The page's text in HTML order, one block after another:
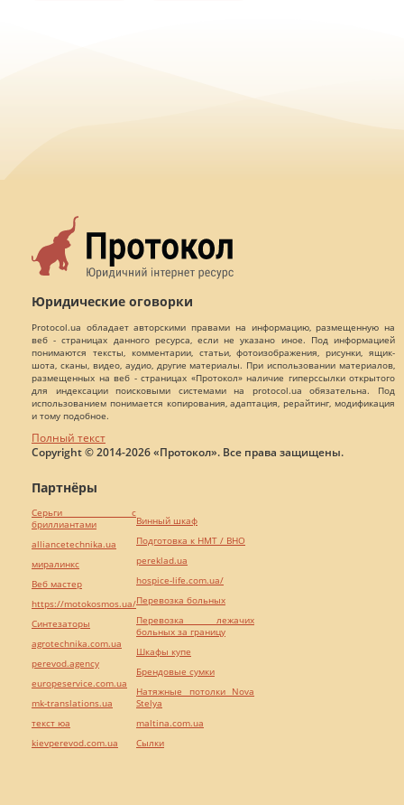
Юридические оговорки
Protocol.ua обладает авторскими правами на информацию, размещенную на
веб - страницах данного ресурса, если не указано иное. Под информацией
понимаются тексты, комментарии, статьи, фотоизображения, рисунки, ящик-
шота, сканы, видео, аудио, другие материалы. При использовании материалов,
размещенных на веб - страницах «Протокол» наличие гиперссылки открытого
для индексации поисковыми системами на protocol.ua обязательна. Под
использованием понимается копирования, адаптация, рерайтинг, модификация
и тому подобное.
Полный текст
Copyright © 2014-2026 «Протокол». Все права защищены.
Партнёры
Серьги с
бриллиантами
alliancetechnika.ua
миралинкс
Веб мастер
https://motokosmos.ua/
Синтезаторы
agrotechnika.com.ua
perevod.agency
europeservice.com.ua
mk-translations.ua
текст юа
kievperevod.com.ua
Винный шкаф
Подготовка к НМТ / ВНО
pereklad.ua
hospice-life.com.ua/
Перевозка больных
Перевозка лежачих
больных за границу
Шкафы купе
Брендовые сумки
Натяжные потолки Nova
Stelya
maltina.com.ua
Cылки